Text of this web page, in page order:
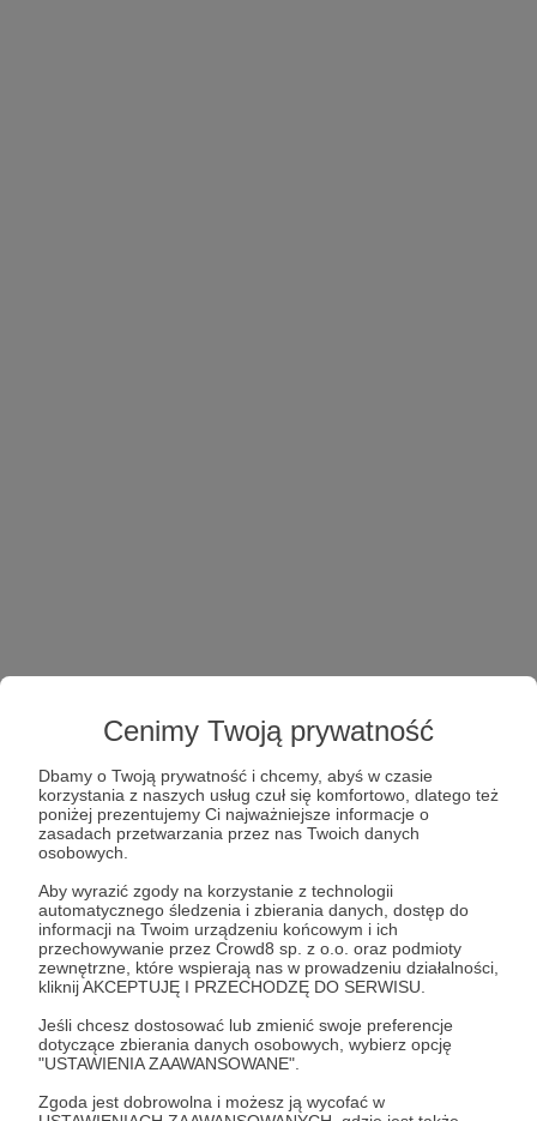
Cenimy Twoją prywatność
Dbamy o Twoją prywatność i chcemy, abyś w czasie
korzystania z naszych usług czuł się komfortowo, dlatego też
poniżej prezentujemy Ci najważniejsze informacje o
zasadach przetwarzania przez nas Twoich danych
osobowych.
Aby wyrazić zgody na korzystanie z technologii
automatycznego śledzenia i zbierania danych, dostęp do
informacji na Twoim urządzeniu końcowym i ich
przechowywanie przez Crowd8 sp. z o.o. oraz podmioty
zewnętrzne, które wspierają nas w prowadzeniu działalności,
kliknij AKCEPTUJĘ I PRZECHODZĘ DO SERWISU.
Jeśli chcesz dostosować lub zmienić swoje preferencje
dotyczące zbierania danych osobowych, wybierz opcję
"USTAWIENIA ZAAWANSOWANE".
Zgoda jest dobrowolna i możesz ją wycofać w